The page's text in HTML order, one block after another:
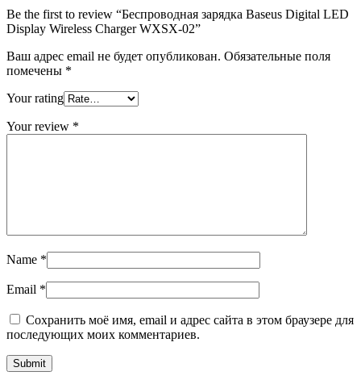
Be the first to review “Беспроводная зарядка Baseus Digital LED
Display Wireless Charger WXSX-02”
Ваш адрес email не будет опубликован. Обязательные поля
помечены *
Your rating
Your review *
Name *
Email *
Сохранить моё имя, email и адрес сайта в этом браузере для
последующих моих комментариев.